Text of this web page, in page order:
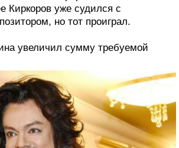
Киркоров уже судился с
но тот проиграл.
увеличил сумму требуемой